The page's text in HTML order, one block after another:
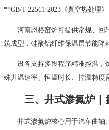
**GB/T 22561‑2023《真空热处理
河南恩格窑炉可提供常规、回
筑成型，硅酸铝纤维保温层节能降
设备支持多段程序精准控温，
殊升温速率、恒温时长、控温精度
三、井式渗氮炉｜
井式渗氮炉核心用于汽车曲轴